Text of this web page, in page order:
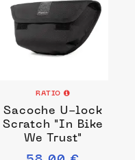
RATIO
Sacoche U-lock
Scratch "In Bike
We Trust"